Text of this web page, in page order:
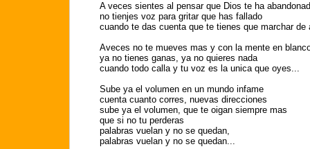
A veces sientes al pensar que Dios te ha
no tienjes voz para gritar que has fallado
cuando te das cuenta que te tienes que marchar de
Aveces no te mueves mas y con la mente en
ya no tienes ganas, ya no quieres nada
cuando todo calla y tu voz es la unica que oyes...
Sube ya el volumen en un mundo infame
cuenta cuanto corres, nuevas direcciones
sube ya el volumen, que te oigan siempre mas
que si no tu perderas
palabras vuelan y no se quedan,
palabras vuelan y no se quedan...